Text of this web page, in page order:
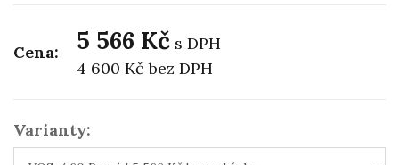
Cena: 5 566 Kč s DPH
4 600 Kčbez DPH
Varianty: